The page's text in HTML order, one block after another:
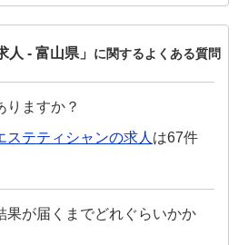
人 - 富山県」 に関するよくある質問
りますか？
ステティシャンの求人 は67件
果が届くまでどれぐらいかか